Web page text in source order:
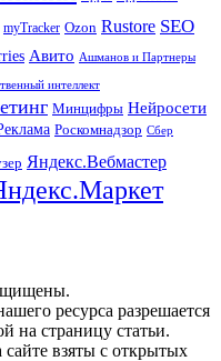
myTracker Ozon Rustore SEO
Авито Ашманов и Партнеры
интеллект
Минцифры Нейросети
Роскомнадзор Сбер
Яндекс.Вебмастер
ресурса разрешается
на страницу статьи.
взяты с открытых